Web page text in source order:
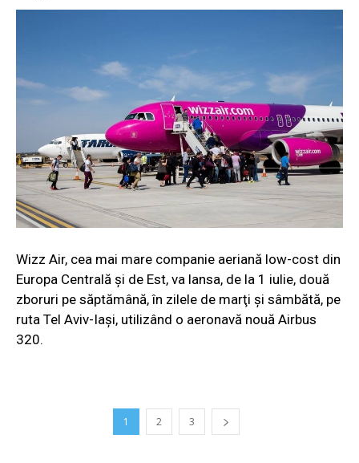
Wizz Air, cea mai mare companie aeriană low-cost din
Europa Centrală şi de Est, va lansa, de la 1 iulie, două
zboruri pe săptămână, în zilele de marţi şi sâmbătă, pe
ruta Tel Aviv-Iaşi, utilizând o aeronavă nouă Airbus
320.
1 2 3